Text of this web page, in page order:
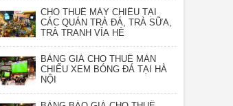
CHO THUÊ MÁY CHIẾU TẠI
CÁC QUÁN TRÀ ĐÁ, TRÀ SỮA,
TRÀ TRANH VỈA HÈ
BẢNG GIÁ CHO THUÊ MÀN
CHIẾU XEM BÓNG ĐÁ TẠI HÀ
NỘI